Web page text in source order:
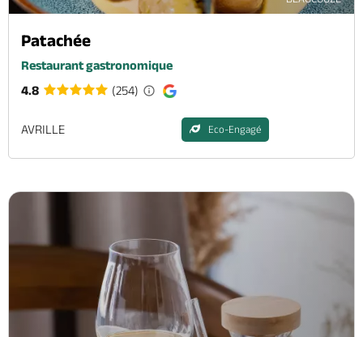
Patachée
Restaurant gastronomique
4.8
(254)
AVRILLE Eco-Engagé